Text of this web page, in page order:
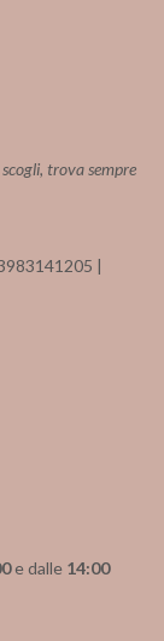
trova sempre
|
e dalle 14:00